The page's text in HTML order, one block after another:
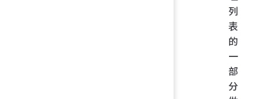
列
表
的
一
部
分